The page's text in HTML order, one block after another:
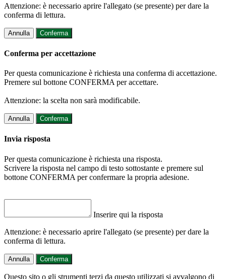
Attenzione: è necessario aprire l'allegato (se presente) per dare la
conferma di lettura.
Annulla Conferma
Conferma per accettazione
Per questa comunicazione è richiesta una conferma di accettazione.
Premere sul bottone CONFERMA per accettare.
Attenzione: la scelta non sarà modificabile.
Annulla Conferma
Invia risposta
Per questa comunicazione è richiesta una risposta.
Scrivere la risposta nel campo di testo sottostante e premere sul
bottone CONFERMA per confermare la propria adesione.
Inserire qui la risposta
Attenzione: è necessario aprire l'allegato (se presente) per dare la
conferma di lettura.
Annulla Conferma
Questo sito o gli strumenti terzi da questo utilizzati si avvalgono di